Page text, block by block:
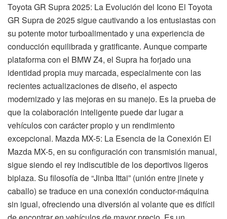
Toyota GR Supra 2025: La Evolución del Icono El Toyota
GR Supra de 2025 sigue cautivando a los entusiastas con
su potente motor turboalimentado y una experiencia de
conducción equilibrada y gratificante. Aunque comparte
plataforma con el BMW Z4, el Supra ha forjado una
identidad propia muy marcada, especialmente con las
recientes actualizaciones de diseño, el aspecto
modernizado y las mejoras en su manejo. Es la prueba de
que la colaboración inteligente puede dar lugar a
vehículos con carácter propio y un rendimiento
excepcional. Mazda MX-5: La Esencia de la Conexión El
Mazda MX-5, en su configuración con transmisión manual,
sigue siendo el rey indiscutible de los deportivos ligeros
biplaza. Su filosofía de “Jinba Ittai” (unión entre jinete y
caballo) se traduce en una conexión conductor-máquina
sin igual, ofreciendo una diversión al volante que es difícil